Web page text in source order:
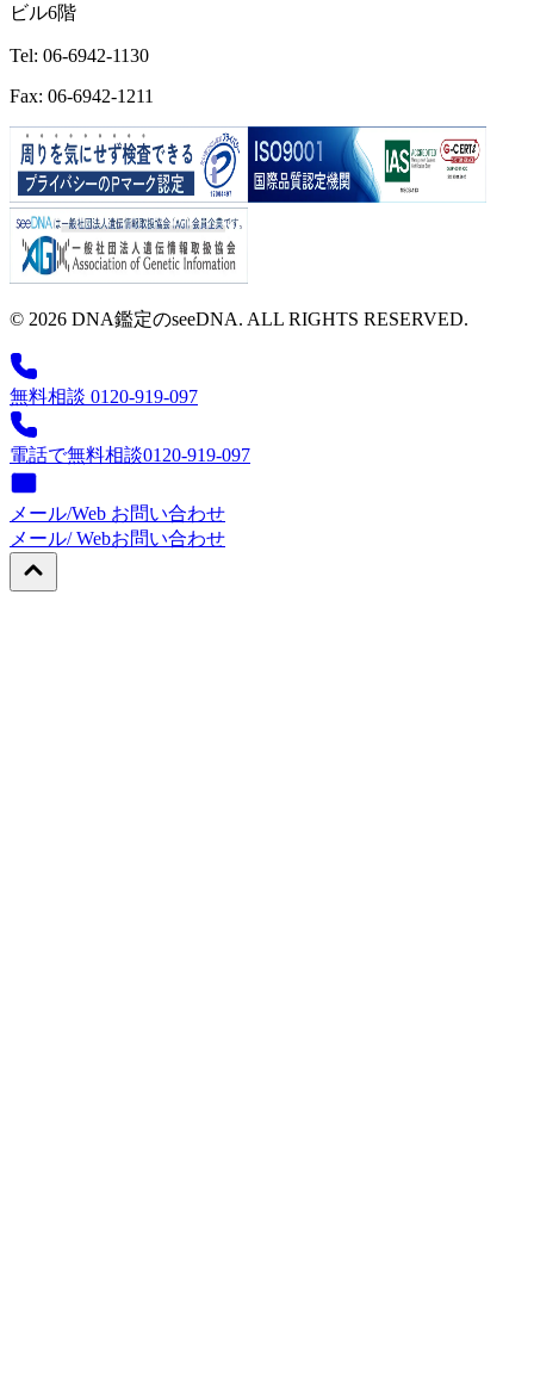
ビル6階
Tel: 06-6942-1130
Fax: 06-6942-1211
© 2026 DNA鑑定のseeDNA. ALL RIGHTS RESERVED.
無料相談 0120-919-097
電話で無料相談0120-919-097
メール/Web お問い合わせ
メール/ Webお問い合わせ